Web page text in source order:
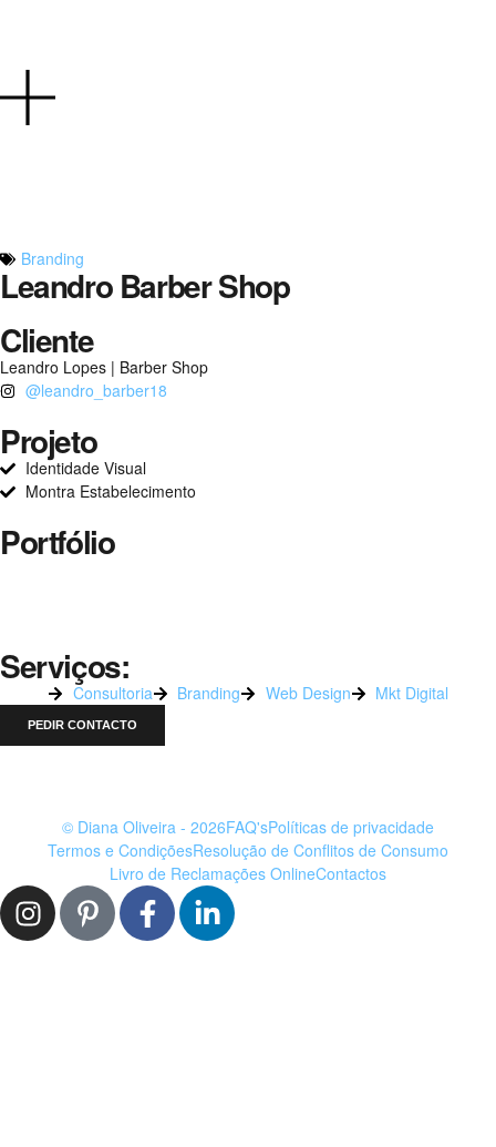
Branding
Leandro Barber Shop
Cliente
Leandro Lopes | Barber Shop
@leandro_barber18
Projeto
Identidade Visual
Montra Estabelecimento
Portfólio
Serviços:
Consultoria Branding Web Design Mkt Digital
PEDIR CONTACTO
© Diana Oliveira - 2026FAQ'sPolíticas de privacidade
Termos e CondiçõesResolução de Conflitos de Consumo
Livro de Reclamações OnlineContactos